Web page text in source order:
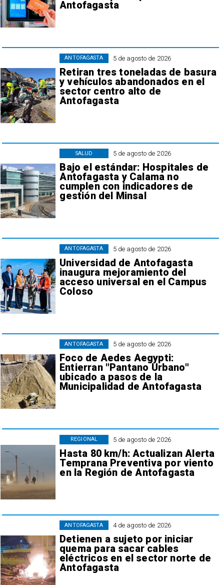
Antofagasta
5 de agosto de 2026
Retiran tres toneladas de basura
y vehículos abandonados en el
sector centro alto de
Antofagasta
ANTOFAGASTA
5 de agosto de 2026
Bajo el estándar: Hospitales de
Antofagasta y Calama no
cumplen con indicadores de
gestión del Minsal
SALUD
5 de agosto de 2026
Universidad de Antofagasta
inaugura mejoramiento del
acceso universal en el Campus
Coloso
ANTOFAGASTA
5 de agosto de 2026
Foco de Aedes Aegypti:
Entierran "Pantano Urbano"
ubicado a pasos de la
Municipalidad de Antofagasta
ANTOFAGASTA
5 de agosto de 2026
Hasta 80 km/h: Actualizan Alerta
Temprana Preventiva por viento
en la Región de Antofagasta
REGIONAL
4 de agosto de 2026
Detienen a sujeto por iniciar
quema para sacar cables
eléctricos en el sector norte de
Antofagasta
ANTOFAGASTA